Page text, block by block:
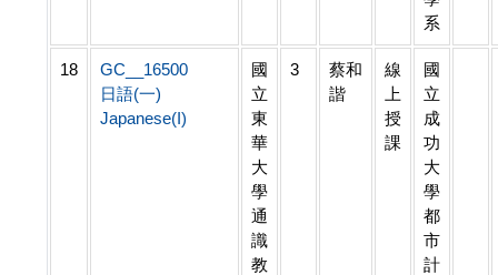
系
18
GC__16500
日語(一)
Japanese(I)
國
立
東
華
大
學
通
識
教
3
蔡和
諧
線
上
授
課
國
立
成
功
大
學
都
市
計